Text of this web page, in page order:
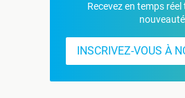
Recevez en temps
INSCRIVEZ-VOUS À